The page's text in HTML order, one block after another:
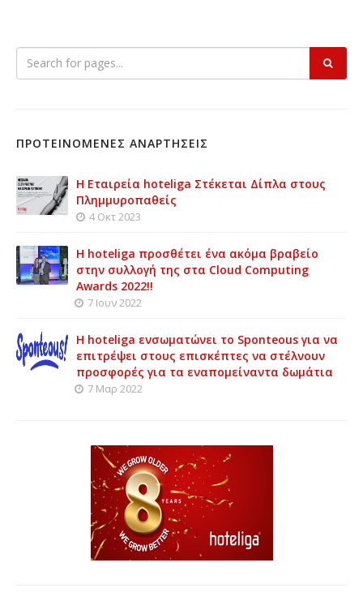
ΠΡΟΤΕΙΝΟΜΕΝΕΣ ΑΝΑΡΤΗΣΕΙΣ
Η Εταιρεία hoteliga Στέκεται Δίπλα στους
Πλημμυροπαθείς
4 Οκτ 2023
Η hoteliga προσθέτει ένα ακόμα βραβείο
στην συλλογή της στα Cloud Computing
Awards 2022!!
7 Ιουν 2022
Η hoteliga ενσωματώνει το Sponteous για να
επιτρέψει στους επισκέπτες να στέλνουν
προσφορές για τα εναπομείναντα δωμάτια
7 Μαρ 2022